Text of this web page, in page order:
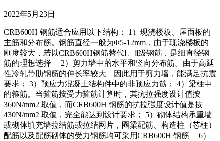
2022年5月23日
CRB600H 钢筋适合应用以下结构： 1）现浇楼板、屋面板的
主筋和分布筋。钢筋直径一般为Φ5-12mm，由于现浇楼板的
刚度较大，若以CRB600H钢筋替代Ⅰ、Ⅱ级钢筋，是细直径钢
筋的理想选择； 2）剪力墙中的水平和竖向分布筋。由于高延
性冷轧带肋钢筋的伸长率较大，因此用于剪力墙，能满足抗震
要求； 3）预应力混凝土结构件中的非预应力筋； 4）梁柱中
的箍筋。当箍筋按受力箍筋计算时，其抗拉强度设计值按
360N/mm2 取值，而CRB600H 钢筋的抗拉强度设计值是按
430N/mm2 取值，完全能达到设计要求； 5）砌体结构承重墙
或砌体填充墙拉结筋或拉结网片，圈梁配筋、构造柱（芯柱）
配筋以及配筋砌体的受力钢筋均可采用CRB600H 钢筋； 6）